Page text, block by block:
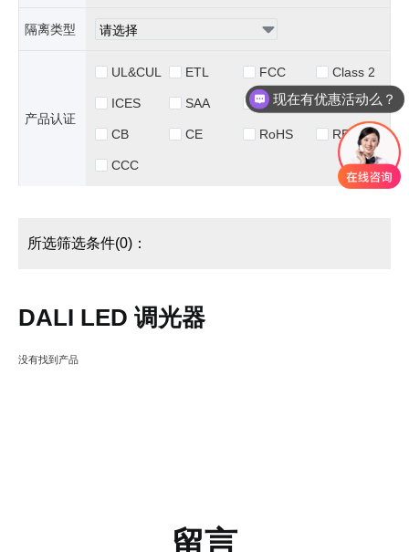
隔离类型
产品认证
UL&CUL ETL FCC Class 2
ICES SAA ENEC TUV
CB CE RoHS REACH
CCC
所选筛选条件(0)：
DALI LED 调光器
没有找到产品
留言
可以介绍下你们的产品么？
现在有优惠活动么？